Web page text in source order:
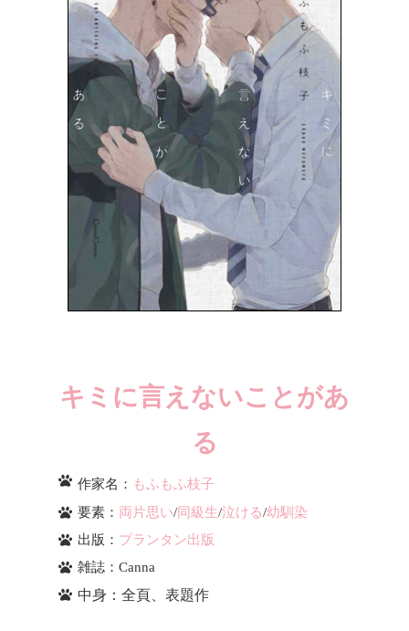
キミに言えないことがあ
る
作家名： もふもふ枝子
要素： 両片思い/同級生/泣ける/幼馴染
出版： プランタン出版
雑誌：Canna
中身：全頁、表題作